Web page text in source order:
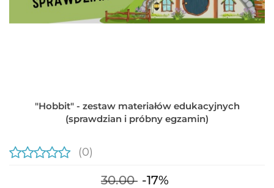
"Hobbit" - zestaw materiałów edukacyjnych
(sprawdzian i próbny egzamin)
(0)
30.00 -17%